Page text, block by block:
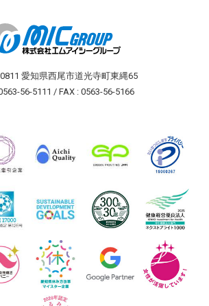
愛知県西尾市道光寺町東縄65
56-5111 / FAX : 0563-56-5166